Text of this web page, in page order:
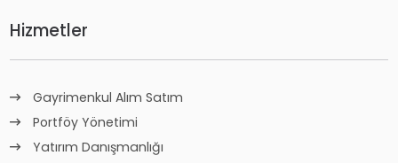
Hizmetler
Gayrimenkul Alım Satım
Portföy Yönetimi
Yatırım Danışmanlığı